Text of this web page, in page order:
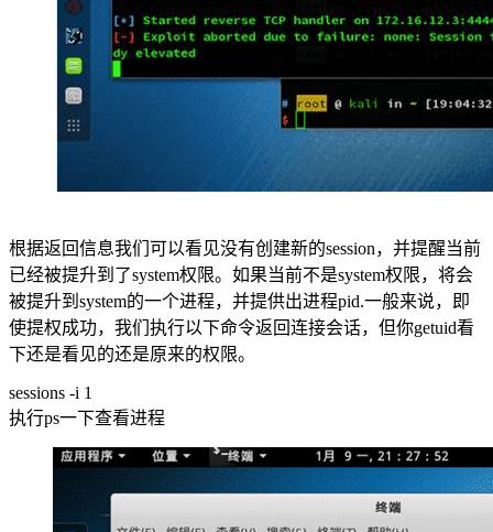
根据返回信息我们可以看见没有创建新的session，并提醒当前
已经被提升到了system权限。如果当前不是system权限，将会
被提升到system的一个进程，并提供出进程pid.一般来说，即
使提权成功，我们执行以下命令返回连接会话，但你getuid看
下还是看见的还是原来的权限。
sessions -i 1
执行ps一下查看进程